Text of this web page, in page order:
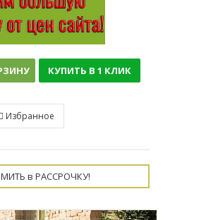
КУПИТЬ В 1 КЛИК
Избранное
в РАССРОЧКУ!